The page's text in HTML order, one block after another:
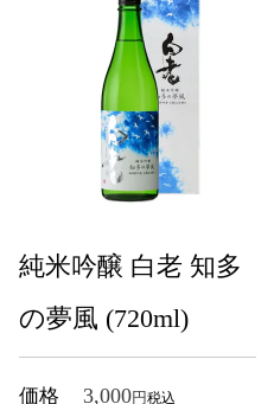
純米吟醸 白老 知多
の夢風 (720ml)
価格 3,000 税込